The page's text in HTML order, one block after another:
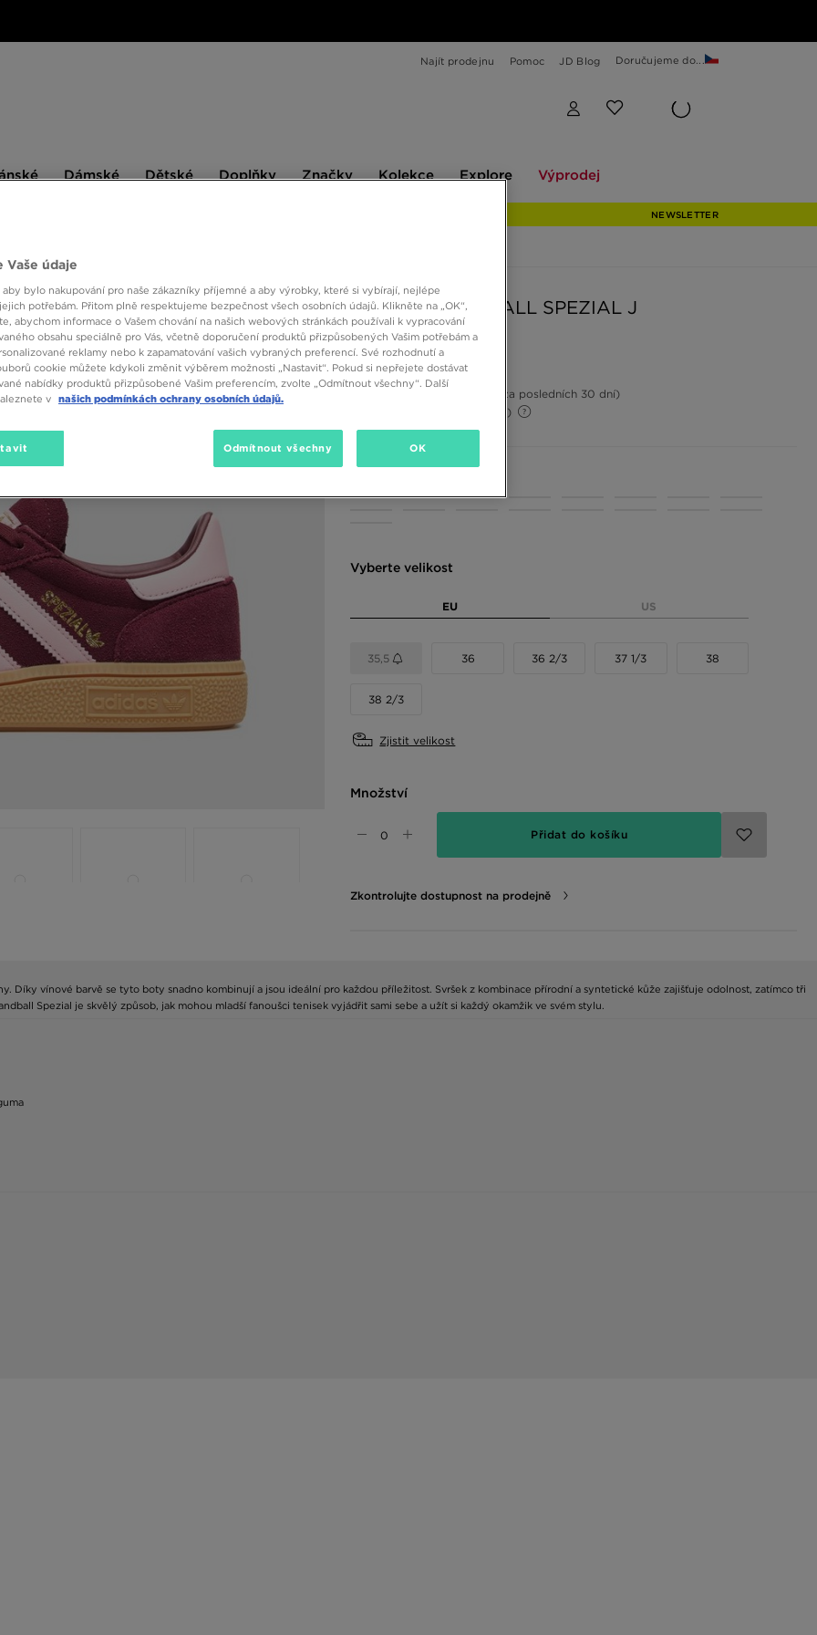
Najít prodejnu Pomoc JD Blog Doručujeme do...
Dámské Dětské Doplňky Značky Kolekce Explore Výprodej
NEWSLETTER
ADIDAS HANDBALL SPEZIAL J
1590 Kč
(Nejnižší cena za posledních 30 dní)
(Původní cena)
Vyberte velikost
EU US
35,5 36 36 2/3 37 1/3 38
38 2/3
Zjistit velikost
Množství
Přidat do košíku
Zkontrolujte dostupnost na prodejně
Díky vínové barvě se tyto boty snadno kombinují a jsou ideální pro každou příležitost. Svršek z kombinace přírodní a syntetické kůže zajišťuje odolnost, zatímco tři
Spezial je skvělý způsob, jak mohou mladší fanoušci tenisek vyjádřit sami sebe a užít si každý okamžik ve svém stylu.
Vaše údaje
aby bylo nakupování pro naše zákazníky příjemné a aby výrobky, které si vybírají, nejlépe
potřebám. Přitom plně respektujeme bezpečnost všech osobních údajů. Klikněte na „OK“,
abychom informace o Vašem chování na našich webových stránkách používali k vypracování
obsahu speciálně pro Vás, včetně doporučení produktů přizpůsobených Vašim potřebám a
reklamy nebo k zapamatování vašich vybraných preferencí. Své rozhodnutí a
cookie můžete kdykoli změnit výběrem možnosti „Nastavit“. Pokud si nepřejete dostávat
nabídky produktů přizpůsobené Vašim preferencím, zvolte „Odmítnout všechny“. Další
v našich podmínkách ochrany osobních údajů.
Odmítnout všechny OK